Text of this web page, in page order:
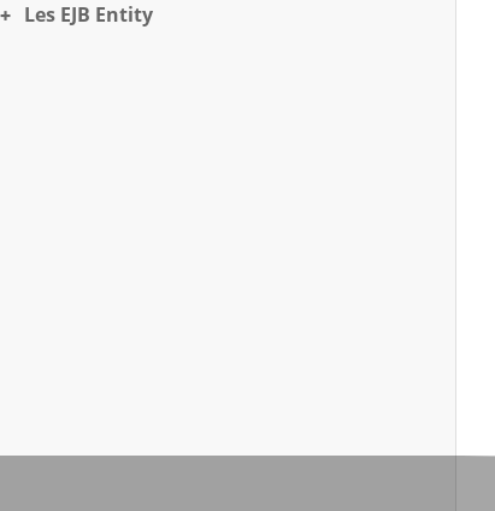
Les EJB Entity